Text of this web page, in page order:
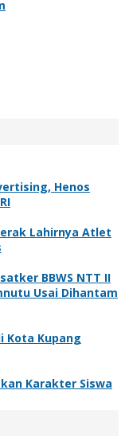
Henos
Lahirnya Atlet
BBWS NTT II
Usai Dihantam
Kota Kupang
Karakter Siswa